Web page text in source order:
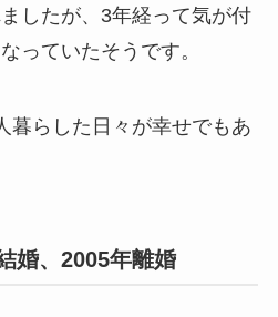
したが、3年経って気が付
っていたそうです。
暮らした日々が幸せでもあ
婚、2005年離婚